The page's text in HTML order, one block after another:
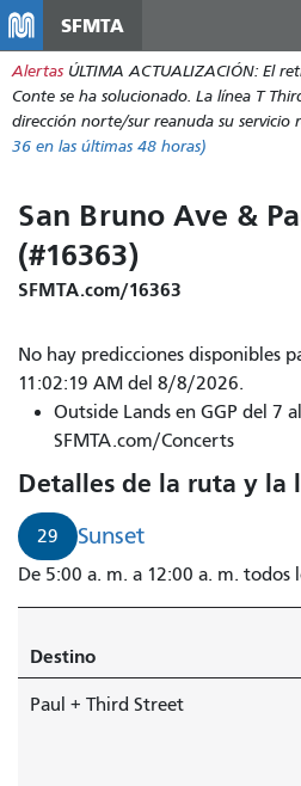
SFMTA
Alertas ÚLTIMA ACTUALIZACIÓN: El
Conte se ha solucionado. La línea T
dirección norte/sur reanuda su servicio
36 en las últimas 48 horas)
San Bruno Ave &
(#16363)
SFMTA.com/16363
No hay predicciones disponibles
11:02:19 AM del 8/8/2026.
Outside Lands en GGP del 7
SFMTA.com/Concerts
Detalles de la ruta y la
29 Sunset
De 5:00 a. m. a 12:00 a. m. todos
Destino
Paul + Third Street